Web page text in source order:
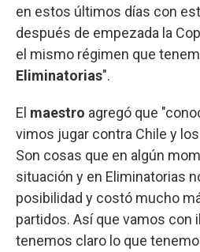
en estos últimos días con
después de empezada la
el mismo régimen que
Eliminatorias".
El maestro agregó que
vimos jugar contra Chile y
Son cosas que en algún
situación y en Eliminatorias
posibilidad y costó mucho
partidos. Así que vamos con
tenemos claro lo que